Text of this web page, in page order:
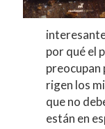
por qué el
preocupan
rigen los
que no
están en